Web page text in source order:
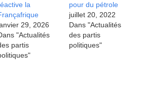
la
29, 2026
"Actualités
partis
pour du pétrole
juillet 20, 2022
Dans "Actualités
des partis
politiques"